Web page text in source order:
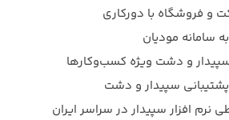
و فروشگاه با دورکاری
سامانه مودیان
و دشت ویژه کسب‌وکارها
سپیدار و دشت
نرم افزار سپیدار در سراسر ایران